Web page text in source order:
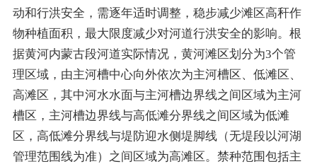
动和行洪安全，需逐年适时调整，稳步减少滩区高秆作
物种植面积，最大限度减少对河道行洪安全的影响。根
据黄河内蒙古段河道实际情况，黄河滩区划分为3个管
理区域，由主河槽中心向外依次为主河槽区、低滩区、
高滩区，其中河水水面与主河槽边界线之间区域为主河
槽区，主河槽边界线与高低滩分界线之间区域为低滩
区，高低滩分界线与堤防迎水侧堤脚线（无堤段以河湖
管理范围线为准）之间区域为高滩区。禁种范围包括主